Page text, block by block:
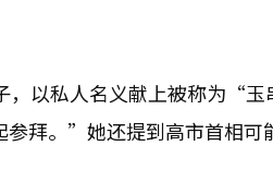
，以私人名义献上被称为“玉
拜。”她还提到高市首相可